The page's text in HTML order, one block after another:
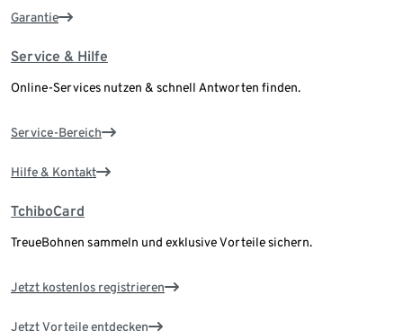
Garantie
Service & Hilfe
Online-Services nutzen & schnell Antworten finden.
Service-Bereich
Hilfe & Kontakt
TchiboCard
TreueBohnen sammeln und exklusive Vorteile sichern.
Jetzt kostenlos registrieren
Jetzt Vorteile entdecken